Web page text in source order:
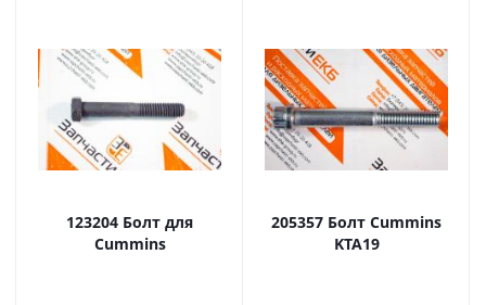
123204 Болт для
Cummins
205357 Болт Cummins
KTA19